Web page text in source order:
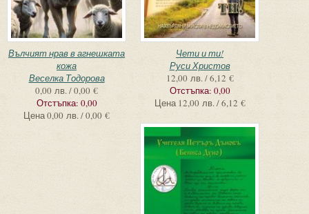
Вълчият нрав в агнешката
кожа
Веселка Тодорова
0,00 лв. / 0,00 €
Отстъпка: 0,00
Цена0,00 лв. / 0,00 €
Чети и ти!
Руси Христов
12,00 лв. / 6,12 €
Отстъпка: 0,00
Цена 12,00 лв. / 6,12 €